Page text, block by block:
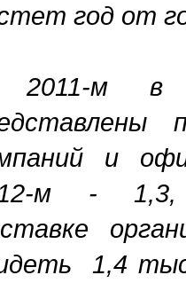
год от
м в
и
м - 1,3,
1,4